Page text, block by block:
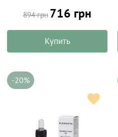
894 грн 716 грн
Купить
-20%